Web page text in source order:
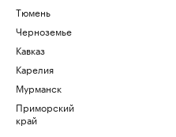
Тюмень
Черноземье
Кавказ
Карелия
Мурманск
Приморский
край